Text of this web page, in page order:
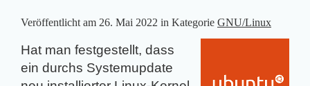
Veröffentlicht am 26. Mai 2022 in Kategorie GNU/Linux
Hat man festgestellt, dass
ein durchs Systemupdate